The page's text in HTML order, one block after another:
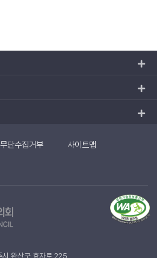
단수집거부
사이트맵
완산구 효자로 225